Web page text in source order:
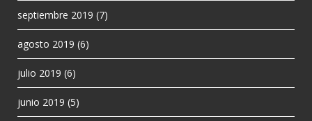
septiembre 2019 (7)
agosto 2019 (6)
julio 2019 (6)
junio 2019 (5)